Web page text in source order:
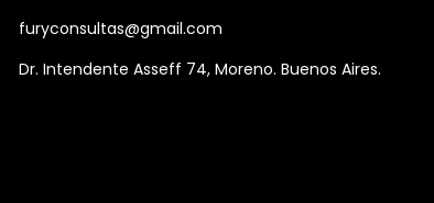
furyconsultas@gmail.com
Dr. Intendente Asseff 74, Moreno. Buenos Aires.